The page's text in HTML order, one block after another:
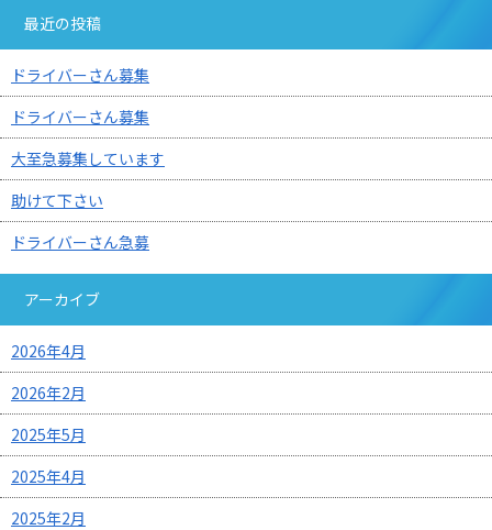
最近の投稿
ドライバーさん募集
ドライバーさん募集
大至急募集しています
助けて下さい
ドライバーさん急募
アーカイブ
2026年4月
2026年2月
2025年5月
2025年4月
2025年2月